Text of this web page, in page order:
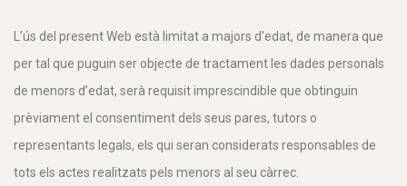
L’ús del present Web està limitat a majors d’edat, de manera que
per tal que puguin ser objecte de tractament les dades personals
de menors d’edat, serà requisit imprescindible que obtinguin
prèviament el consentiment dels seus pares, tutors o
representants legals, els qui seran considerats responsables de
tots els actes realitzats pels menors al seu càrrec.